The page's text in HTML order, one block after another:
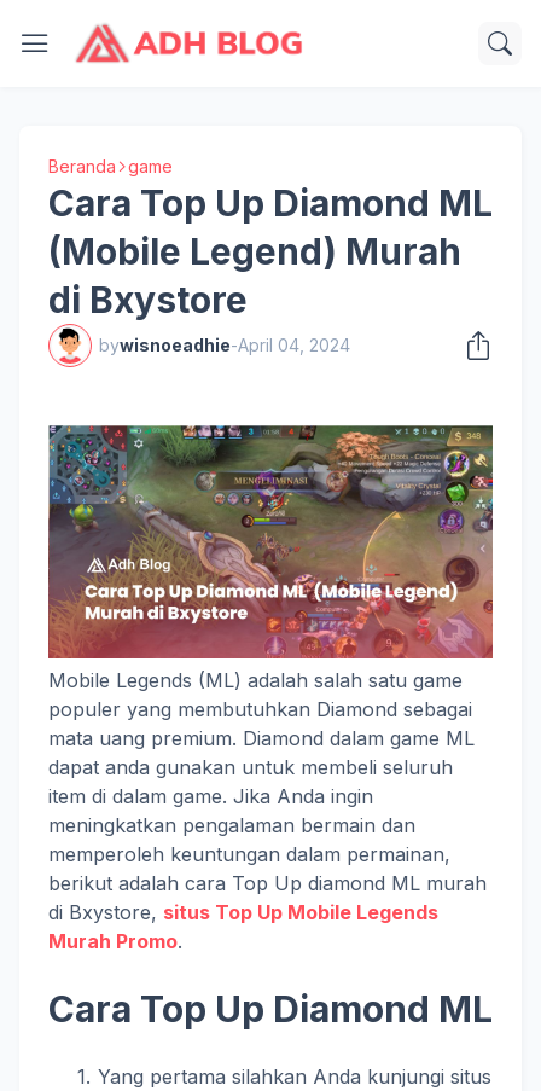
Beranda game
Cara Top Up Diamond ML
(Mobile Legend) Murah
di Bxystore
bywisnoeadhie-April 04, 2024
Mobile Legends (ML) adalah salah satu game
populer yang membutuhkan Diamond sebagai
mata uang premium. Diamond dalam game ML
dapat anda gunakan untuk membeli seluruh
item di dalam game. Jika Anda ingin
meningkatkan pengalaman bermain dan
memperoleh keuntungan dalam permainan,
berikut adalah cara Top Up diamond ML murah
di Bxystore, situs Top Up Mobile Legends
Murah Promo.
Cara Top Up Diamond ML
Yang pertama silahkan Anda kunjungi situs